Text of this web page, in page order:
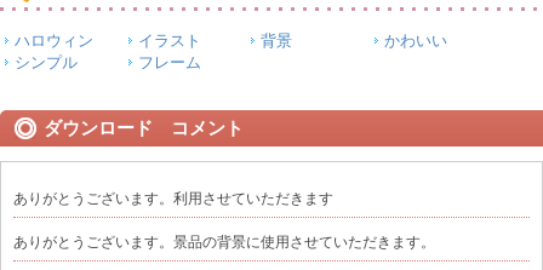
ハロウィン イラスト 背景
かわいい
シンプル
フレーム
ダウンロード コメント
ありがとうございます。利用させていただきます
ありがとうございます。景品の背景に使用させていただきます。